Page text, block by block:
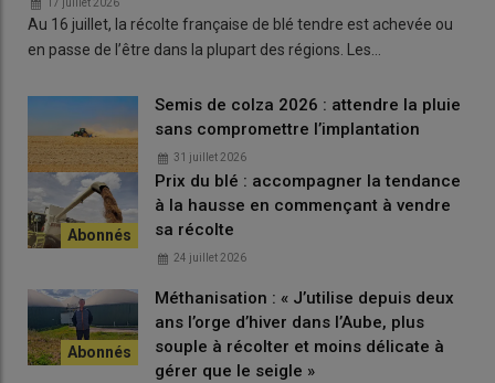
17 juillet 2026
Au 16 juillet, la récolte française de blé tendre est achevée ou
en passe de l’être dans la plupart des régions. Les…
Semis de colza 2026 : attendre la pluie
sans compromettre l’implantation
31 juillet 2026
Prix du blé : accompagner la tendance
à la hausse en commençant à vendre
sa récolte
24 juillet 2026
Méthanisation : « J’utilise depuis deux
ans l’orge d’hiver dans l’Aube, plus
souple à récolter et moins délicate à
gérer que le seigle »